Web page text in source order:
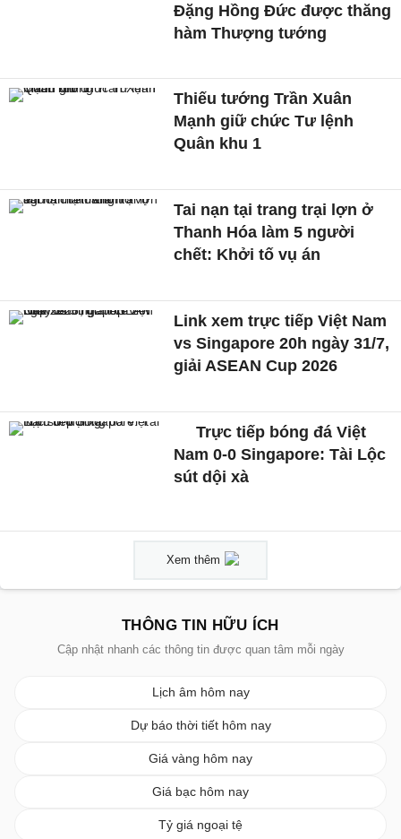
Đặng Hồng Đức được thăng
hàm Thượng tướng
Thiếu tướng Trần Xuân
Mạnh giữ chức Tư lệnh
Quân khu 1
Tai nạn tại trang trại lợn ở
Thanh Hóa làm 5 người
chết: Khởi tố vụ án
Link xem trực tiếp Việt Nam
vs Singapore 20h ngày 31/7,
giải ASEAN Cup 2026
Trực tiếp bóng đá Việt
Nam 0-0 Singapore: Tài Lộc
sút dội xà
Xem thêm
THÔNG TIN HỮU ÍCH
Cập nhật nhanh các thông tin được quan tâm mỗi ngày
Lịch âm hôm nay
Dự báo thời tiết hôm nay
Giá vàng hôm nay
Giá bạc hôm nay
Tỷ giá ngoại tệ